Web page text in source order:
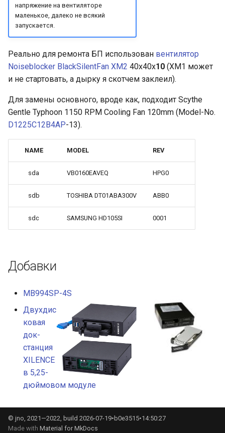
напряжение на вентиляторе
маленькое, далеко не всякий
запускается.
Реально для ремонта БП использован вентилятор
Noiseblocker BlackSilentFan XM2 40x40x10 (XM1 может
и не стартовать, а дырку я скотчем заклеил).
Для замены основного, вроде как, подходит Scythe
Gentle Typhoon 1150 RPM Cooling Fan 120mm (Model-No.
D1225C12B4AP-13).
NAME MODEL REV
sda VB0160EAVEQ HPG0
sdb TOSHIBA DT01ABA300V ABB0
sdc SAMSUNG HD105SI 0001
Добавки
MB994SP-4S
Двухдис
ковая
док-
станция
XILENCE
в 5,25-
дюймовом модуле
© jno, 2021—2022, build 2026-07-19•b0e3515•14:50:27
Made with Material for MkDocs